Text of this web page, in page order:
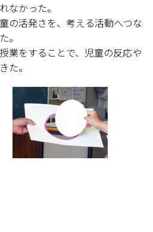
なかった。
の活発さを、考える活動へつな
。
業をすることで、児童の反応や
た。